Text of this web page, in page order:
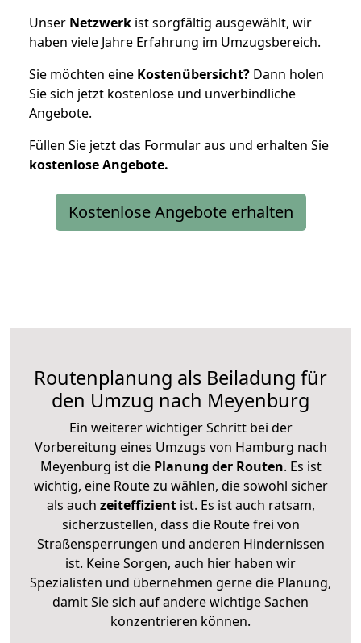
Unser Netzwerk ist sorgfältig ausgewählt, wir
haben viele Jahre Erfahrung im Umzugsbereich.
Sie möchten eine Kostenübersicht? Dann holen
Sie sich jetzt kostenlose und unverbindliche
Angebote.
Füllen Sie jetzt das Formular aus und erhalten Sie
kostenloseAngebote.
Kostenlose Angebote erhalten
Routenplanung als Beiladung für
den Umzug nach Meyenburg
Ein weiterer wichtiger Schritt bei der
Vorbereitung eines Umzugs von Hamburg nach
Meyenburg ist diePlanung der Routen. Es ist
wichtig, eine Route zu wählen, die sowohl sicher
als auch zeiteffizientist. Es ist auch ratsam,
sicherzustellen, dass die Route frei von
Straßensperrungen und anderen Hindernissen
ist. Keine Sorgen, auch hier haben wir
Spezialisten und übernehmen gerne die Planung,
damit Sie sich auf andere wichtige Sachen
konzentrieren können.